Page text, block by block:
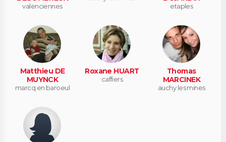
valenciennes etaples
Matthieu DE
MUYNCK
marcq en baroeul
Roxane HUART
caffiers
Thomas
MARCINEK
auchy les mines